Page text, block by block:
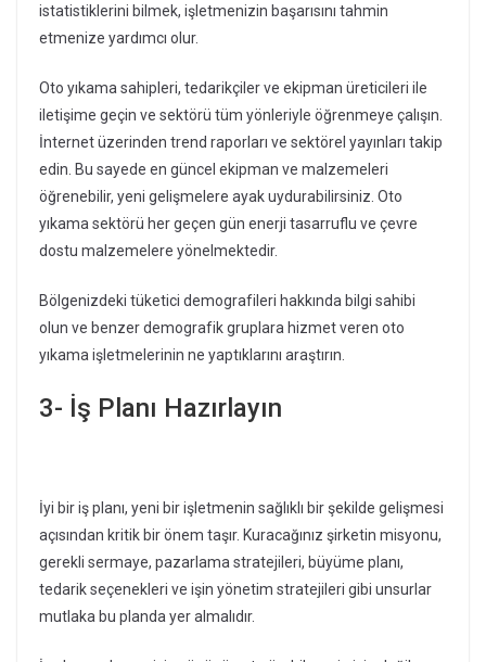
istatistiklerini bilmek, işletmenizin başarısını tahmin
etmenize yardımcı olur.
Oto yıkama sahipleri, tedarikçiler ve ekipman üreticileri ile
iletişime geçin ve sektörü tüm yönleriyle öğrenmeye çalışın.
İnternet üzerinden trend raporları ve sektörel yayınları takip
edin. Bu sayede en güncel ekipman ve malzemeleri
öğrenebilir, yeni gelişmelere ayak uydurabilirsiniz. Oto
yıkama sektörü her geçen gün enerji tasarruflu ve çevre
dostu malzemelere yönelmektedir.
Bölgenizdeki tüketici demografileri hakkında bilgi sahibi
olun ve benzer demografik gruplara hizmet veren oto
yıkama işletmelerinin ne yaptıklarını araştırın.
3- İş Planı Hazırlayın
İyi bir iş planı, yeni bir işletmenin sağlıklı bir şekilde gelişmesi
açısından kritik bir önem taşır. Kuracağınız şirketin misyonu,
gerekli sermaye, pazarlama stratejileri, büyüme planı,
tedarik seçenekleri ve işin yönetim stratejileri gibi unsurlar
mutlaka bu planda yer almalıdır.